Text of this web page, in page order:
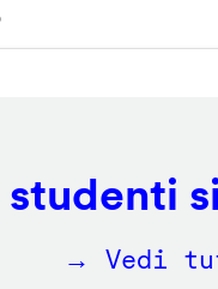
studenti
→ Vedi